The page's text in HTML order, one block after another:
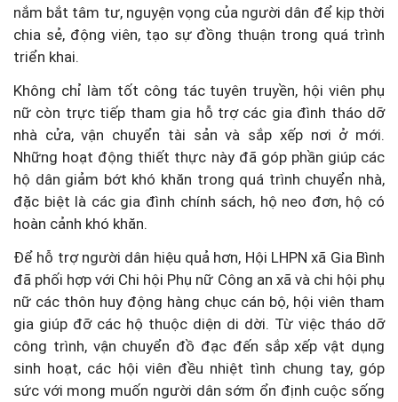
nắm bắt tâm tư, nguyện vọng của người dân để kịp thời
chia sẻ, động viên, tạo sự đồng thuận trong quá trình
triển khai.
Không chỉ làm tốt công tác tuyên truyền, hội viên phụ
nữ còn trực tiếp tham gia hỗ trợ các gia đình tháo dỡ
nhà cửa, vận chuyển tài sản và sắp xếp nơi ở mới.
Những hoạt động thiết thực này đã góp phần giúp các
hộ dân giảm bớt khó khăn trong quá trình chuyển nhà,
đặc biệt là các gia đình chính sách, hộ neo đơn, hộ có
hoàn cảnh khó khăn.
Để hỗ trợ người dân hiệu quả hơn, Hội LHPN xã Gia Bình
đã phối hợp với Chi hội Phụ nữ Công an xã và chi hội phụ
nữ các thôn huy động hàng chục cán bộ, hội viên tham
gia giúp đỡ các hộ thuộc diện di dời. Từ việc tháo dỡ
công trình, vận chuyển đồ đạc đến sắp xếp vật dụng
sinh hoạt, các hội viên đều nhiệt tình chung tay, góp
sức với mong muốn người dân sớm ổn định cuộc sống